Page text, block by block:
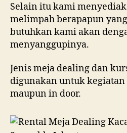
Selain itu kami
melimpah berapapun
butuhkan kami akan
menyanggupinya.
Jenis meja dealing dan
digunakan untuk kegiatan
maupun in door.